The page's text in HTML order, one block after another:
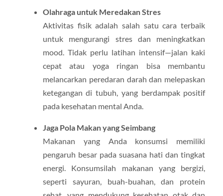
Olahraga untuk Meredakan Stres
Aktivitas fisik adalah salah satu cara terbaik
untuk mengurangi stres dan meningkatkan
mood. Tidak perlu latihan intensif—jalan kaki
cepat atau yoga ringan bisa membantu
melancarkan peredaran darah dan melepaskan
ketegangan di tubuh, yang berdampak positif
pada kesehatan mental Anda.
Jaga Pola Makan yang Seimbang
Makanan yang Anda konsumsi memiliki
pengaruh besar pada suasana hati dan tingkat
energi. Konsumsilah makanan yang bergizi,
seperti sayuran, buah-buahan, dan protein